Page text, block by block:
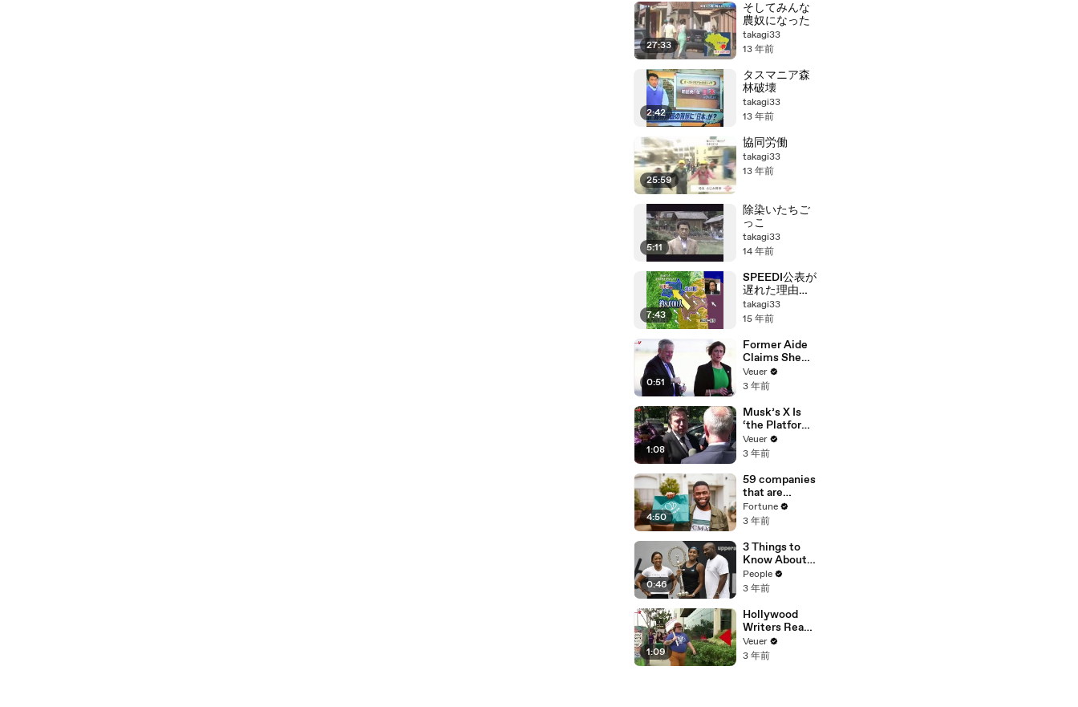
27:33
そしてみんな
農奴になった
takagi33
13 年前
2:42
タスマニア森
林破壊
takagi33
13 年前
25:59
協同労働
takagi33
13 年前
5:11
除染いたちご
っこ
takagi33
14 年前
7:43
SPEEDI公表が
遅れた理由
枝野幸男氏
takagi33
15 年前
0:51
Former Aide
Claims She
Was Asked to
Make a ‘Hit
Trump
Veuer
3 年前
1:08
Musk’s X Is
‘the Platform
With the
Largest Ratio
Misinformatio
n or
Disinformatio
n’ Amongst
All Social
Media
Platforms
Veuer
3 年前
4:50
59 companies
that are
changing the
world: From
Chobani
Fortune
3 年前
0:46
3 Things to
Know About
Coco Gauff's
Parents
People
3 年前
1:09
Hollywood
Writers Reach
‘Tentative
Agreement’
Veuer
3 年前